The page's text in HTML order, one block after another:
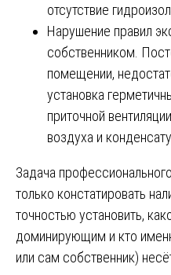
отсутствие
Нарушение правил
собственником.
помещении,
установка
приточной
воздуха и конденсату.
Задача
только констатировать
точностью установить,
доминирующим и кто
или сам собственник)